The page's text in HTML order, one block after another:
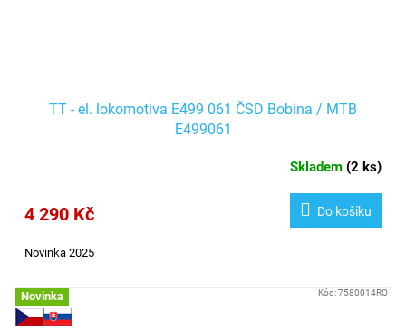
TT - el. lokomotiva E499 061 ČSD Bobina / MTB
E499061
Skladem (2 ks)
4 290 Kč Do košíku
Novinka 2025
Novinka Kód:7580014RO